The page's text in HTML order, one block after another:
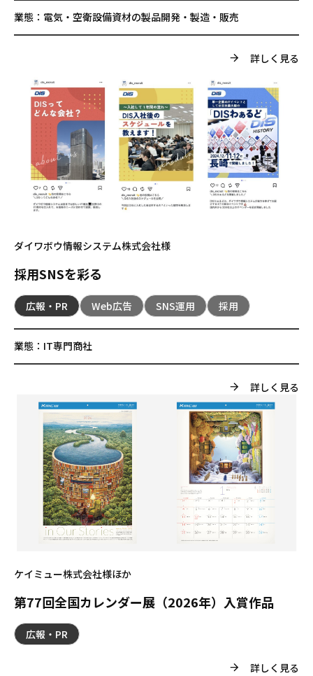
業態： 電気・空衛設備資材の製品開発・製造・販売
詳しく見る
ダイワボウ情報システム株式会社様
採用SNSを彩る
広報・PR Web広告 SNS運用 採用
業態： IT専門商社
詳しく見る
ケイミュー株式会社様ほか
第77回全国カレンダー展（2026年）入賞作品
広報・PR
詳しく見る